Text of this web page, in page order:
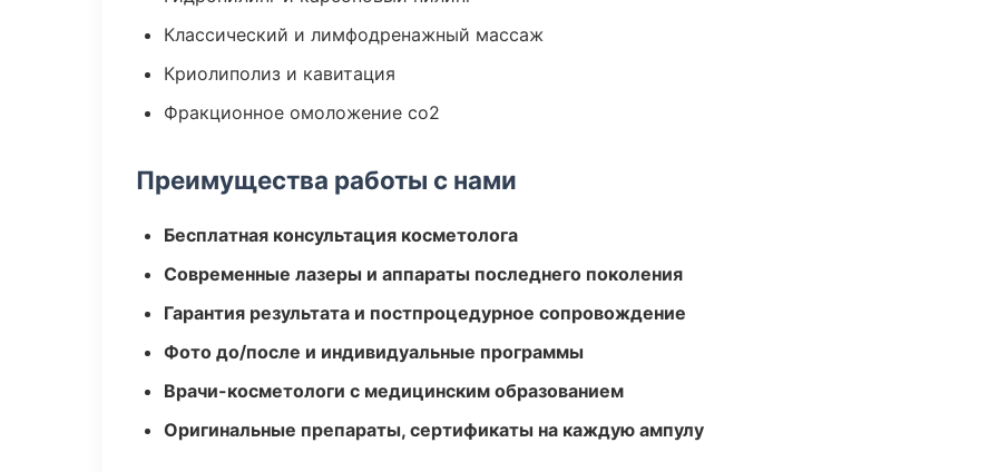
Классический и лимфодренажный массаж
Криолиполиз и кавитация
Фракционное омоложение co2
Преимущества работы с нами
Бесплатная консультация косметолога
Современные лазеры и аппараты последнего поколения
Гарантия результата и постпроцедурное сопровождение
Фото до/после и индивидуальные программы
Врачи-косметологи с медицинским образованием
Оригинальные препараты, сертификаты на каждую ампулу